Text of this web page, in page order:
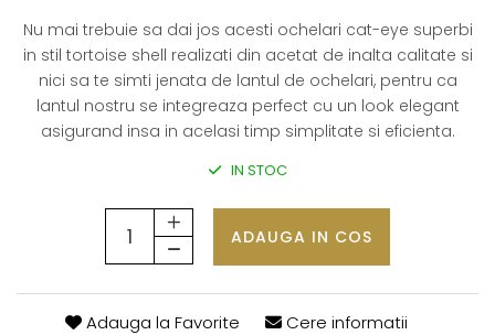
Nu mai trebuie sa dai jos acesti ochelari cat-eye superbi
in stil tortoise shell realizati din acetat de inalta calitate si
nici sa te simti jenata de lantul de ochelari, pentru ca
lantul nostru se integreaza perfect cu un look elegant
asigurand insa in acelasi timp simplitate si eficienta.
IN STOC
ADAUGA IN COS
Adauga la Favorite Cere informatii